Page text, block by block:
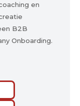
en
B2B
Onboarding.